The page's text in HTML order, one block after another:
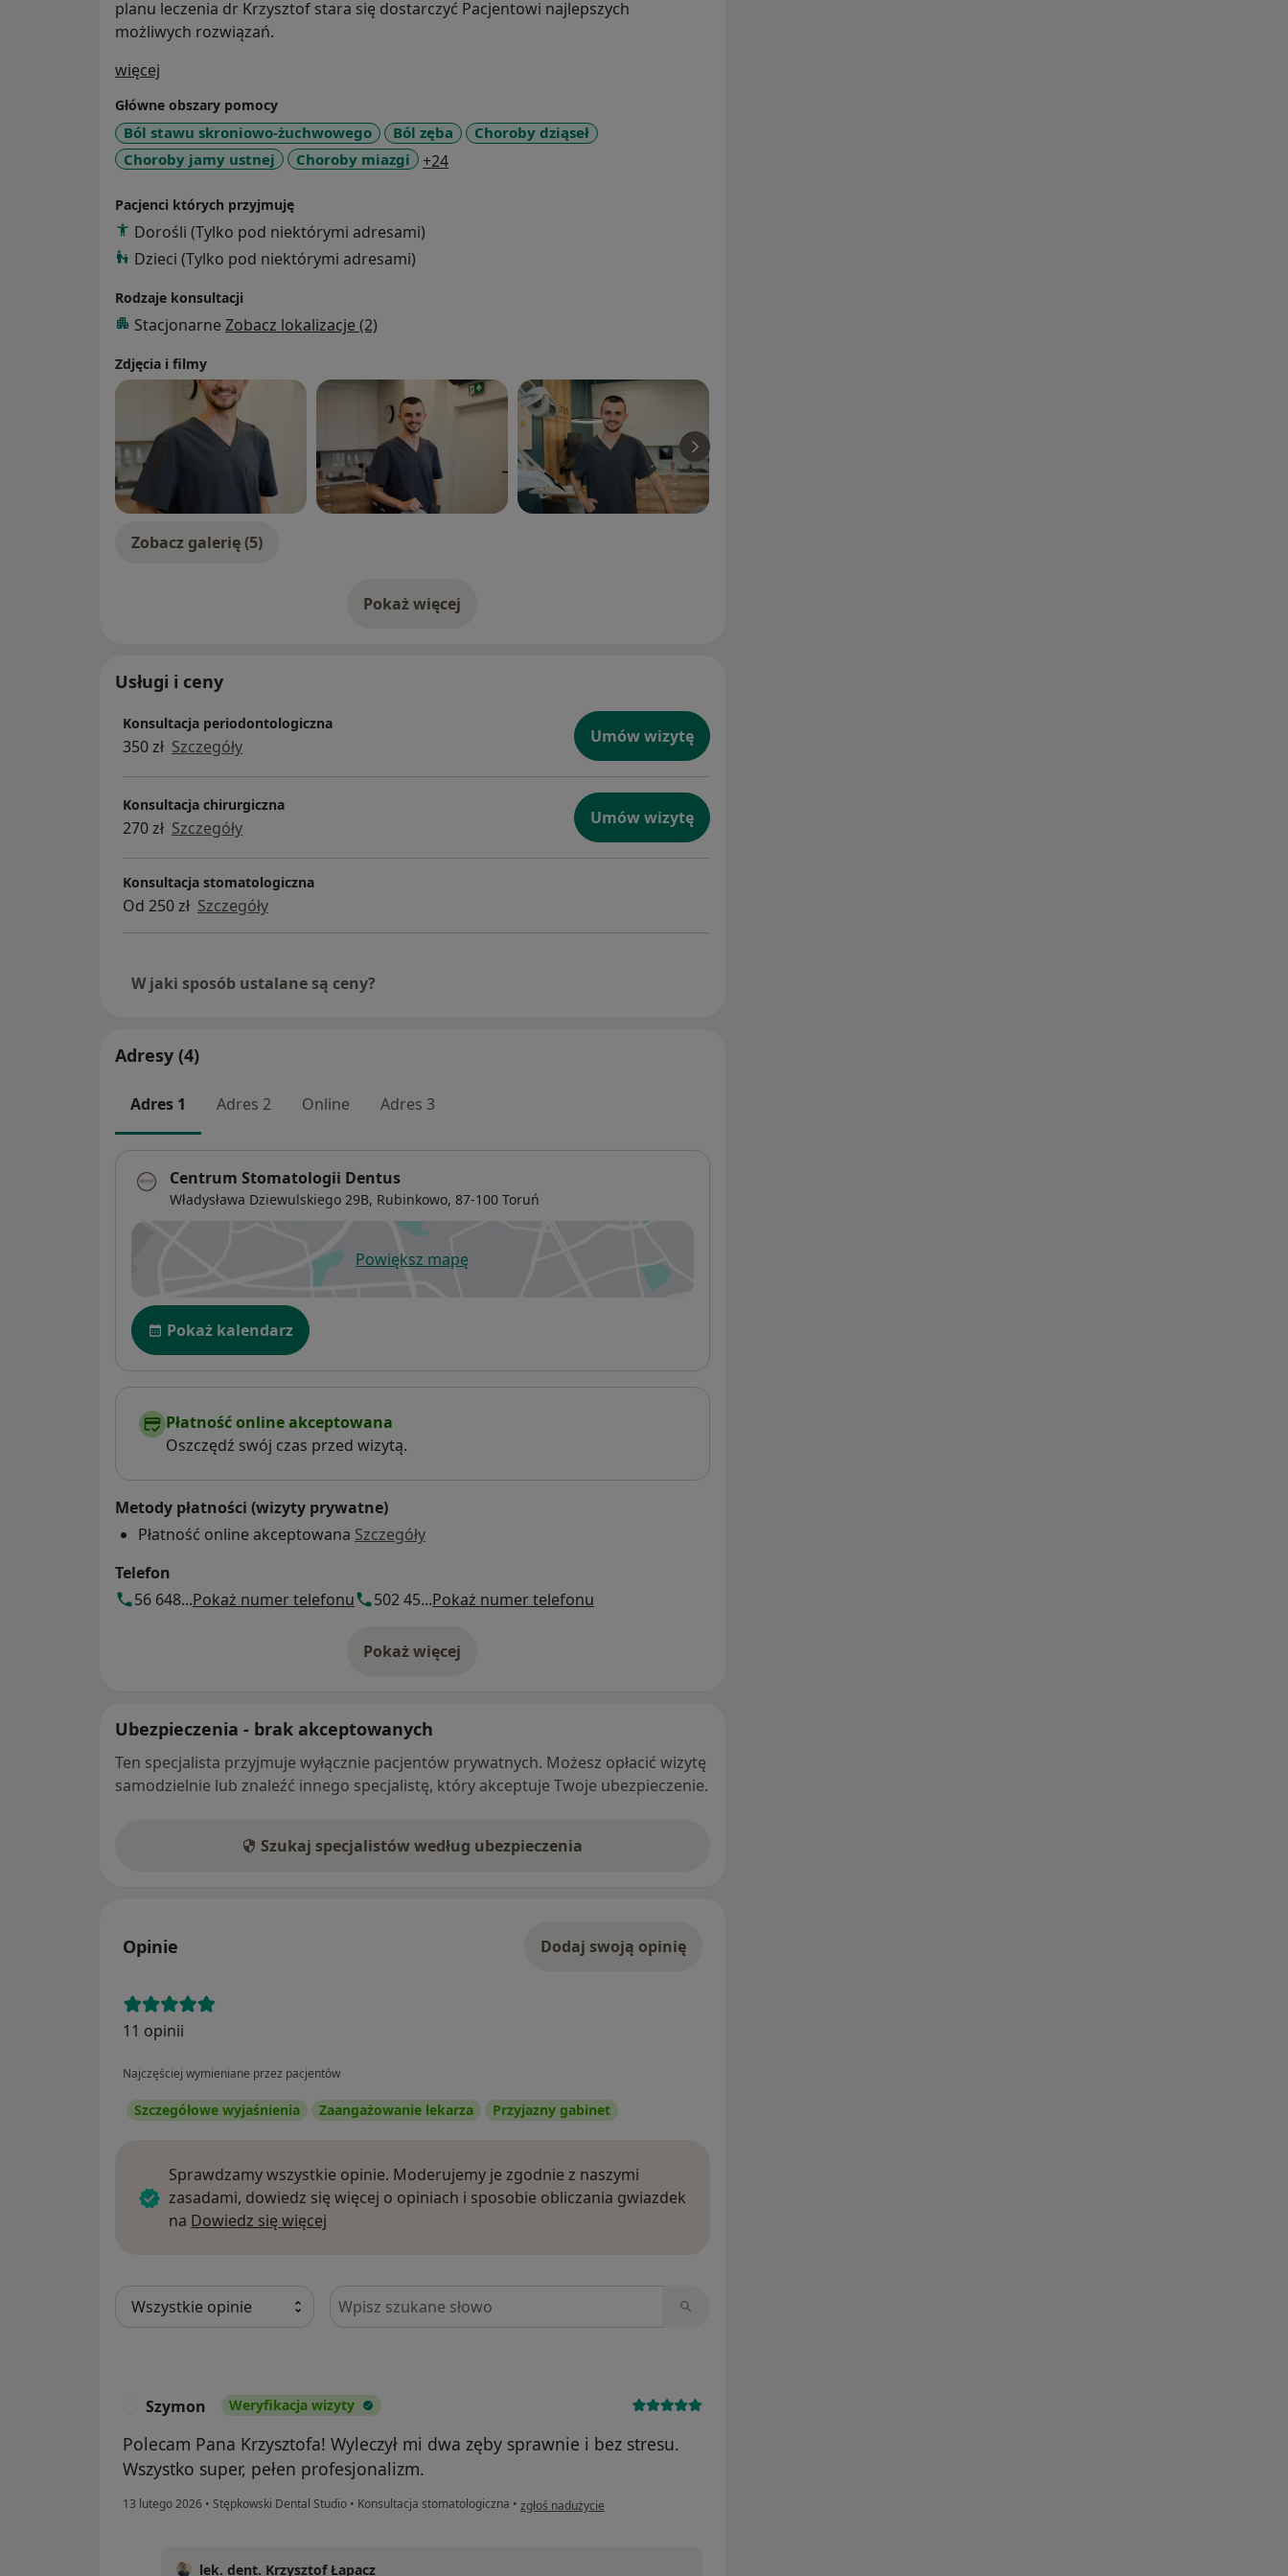
planu leczenia dr Krzysztof stara się dostarczyć Pacjentowi najlepszych
możliwych rozwiązań.
więcej
Główne obszary pomocy
Ból stawu skroniowo-żuchwowego Ból zęba
Choroby dziąseł
Choroby jamy ustnej
Choroby miazgi +24a11y_sr_more_diseases
Pacjenci których przyjmuję
Dorośli (Tylko pod niektórymi adresami)
Dzieci (Tylko pod niektórymi adresami)
Rodzaje konsultacji
Stacjonarne Zobacz lokalizacje (2)
Zdjęcia i filmy
Zobacz galerię (5)
Pokaż więcejo doświadczeniu
Usługi i ceny
Konsultacja periodontologiczna
350 zł Szczegóły Umów wizytę
Konsultacja chirurgiczna
270 zł Szczegóły Umów wizytę
Konsultacja stomatologiczna
Od 250 zł Szczegóły
W jaki sposób ustalane są ceny?
Adresy (4)
Adres 1 Adres 2 Online Adres 3
Centrum Stomatologii Dentus
Władysława Dziewulskiego 29B, Rubinkowo, 87-100 Toruń
Powiększ mapęotwiera się w nowej karcie
Dostępność
Pokaż kalendarz
Płatność online akceptowana
Oszczędź swój czas przed wizytą.
Metody płatności (wizyty prywatne)
Płatność online akceptowana Szczegóły
Telefon
56 648...Pokaż numer telefonu 502 45...Pokaż numer telefonu
Pokaż więcej
o adresie
Ubezpieczenia - brak akceptowanych
Ten specjalista przyjmuje wyłącznie pacjentów prywatnych. Możesz opłacić wizytę
samodzielnie lub znaleźć innego specjalistę, który akceptuje Twoje ubezpieczenie.
Szukaj specjalistów według ubezpieczenia
Opinie Dodaj swoją opinię
11 opinii
Najczęściej wymieniane przez pacjentów
Szczegółowe wyjaśnienia Zaangażowanie lekarza Przyjazny gabinet
Sprawdzamy wszystkie opinie. Moderujemy je zgodnie z naszymi
zasadami, dowiedz się więcej o opiniach i sposobie obliczania gwiazdek
na Dowiedz się więcej
Szukaj w opiniach
Szymon Weryfikacja wizyty
Polecam Pana Krzysztofa! Wyleczył mi dwa zęby sprawnie i bez stresu.
Wszystko super, pełen profesjonalizm.
13 lutego 2026 • Stępkowski Dental Studio • Konsultacja stomatologiczna • w opinii użytkownika Szymon
zgłoś nadużycie
lek. dent. Krzysztof Łapacz